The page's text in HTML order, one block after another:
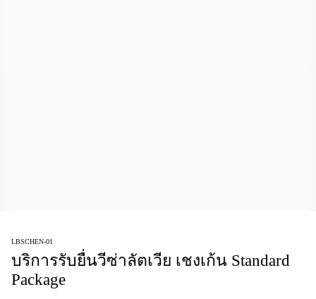
LBSCHEN-01
บริการรับยื่นวีซ่าลัตเวีย เชงเก้น Standard
Package ​